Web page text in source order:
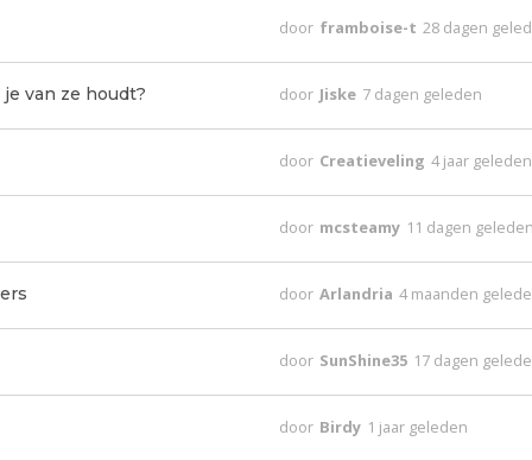
door framboise-t 28 dagen
van ze houdt? door Jiske 7 dagen geleden
door Creatieveling 4 jaar geleden
door mcsteamy 11 dagen
door Arlandria 4 maanden
door SunShine35 17 dagen
door Birdy 1 jaar geleden